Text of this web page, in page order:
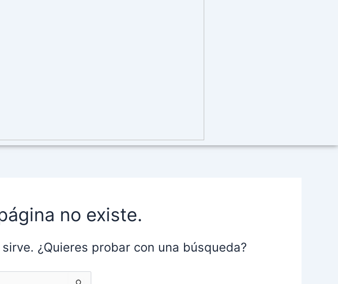
no existe.
¿Quieres probar con una búsqueda?